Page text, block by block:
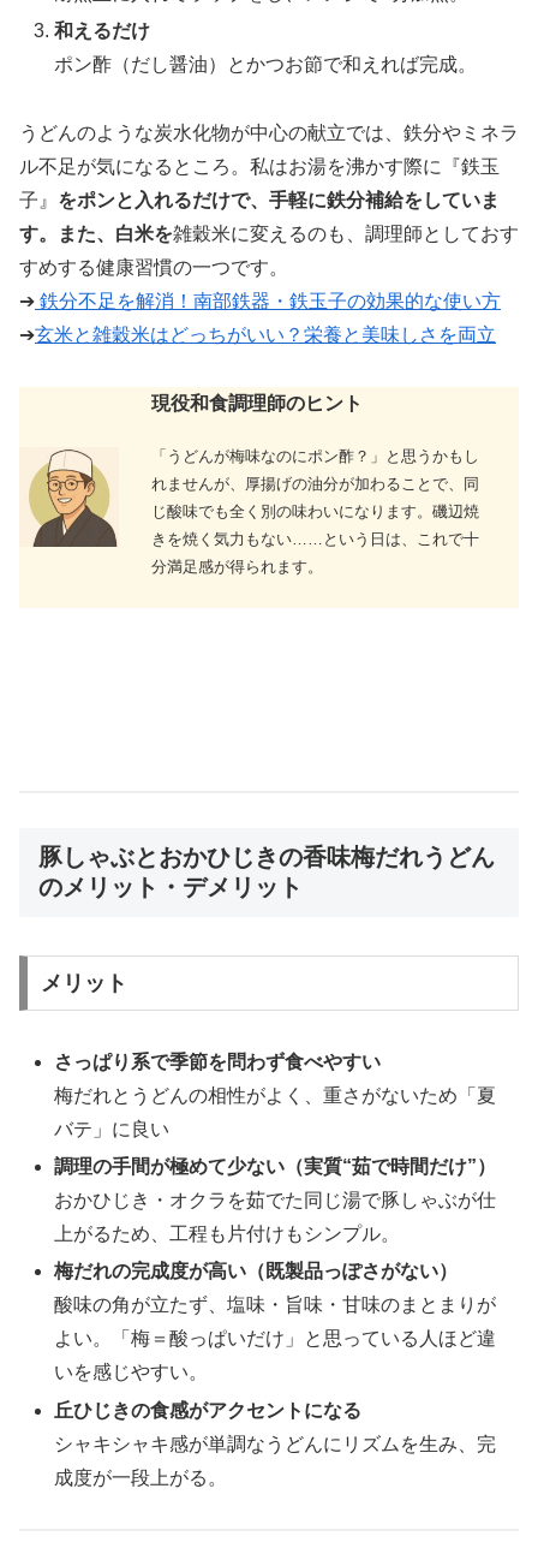
和えるだけ
ポン酢（だし醤油）とかつお節で和えれば完成。
うどんのような炭水化物が中心の献立では、鉄分やミネラ
ル不足が気になるところ。私はお湯を沸かす際に『鉄玉
子』 をポンと入れるだけで、手軽に鉄分補給をしていま
す。また、白米を雑穀米に変えるのも、調理師としておす
すめする健康習慣の一つです。
➔ 鉄分不足を解消！南部鉄器・鉄玉子の効果的な使い方
➔玄米と雑穀米はどっちがいい？栄養と美味しさを両立
現役和食調理師のヒント
「うどんが梅味なのにポン酢？」と思うかもし
れませんが、厚揚げの油分が加わることで、同
じ酸味でも全く別の味わいになります。磯辺焼
きを焼く気力もない……という日は、これで十
分満足感が得られます。
豚しゃぶとおかひじきの香味梅だれうどん
のメリット・デメリット
メリット
さっぱり系で季節を問わず食べやすい
梅だれとうどんの相性がよく、重さがないため「夏
バテ」に良い
調理の手間が極めて少ない（実質“茹で時間だけ”）
おかひじき・オクラを茹でた同じ湯で豚しゃぶが仕
上がるため、工程も片付けもシンプル。
梅だれの完成度が高い（既製品っぽさがない）
酸味の角が立たず、塩味・旨味・甘味のまとまりが
よい。「梅＝酸っぱいだけ」と思っている人ほど違
いを感じやすい。
丘ひじきの食感がアクセントになる
シャキシャキ感が単調なうどんにリズムを生み、完
成度が一段上がる。